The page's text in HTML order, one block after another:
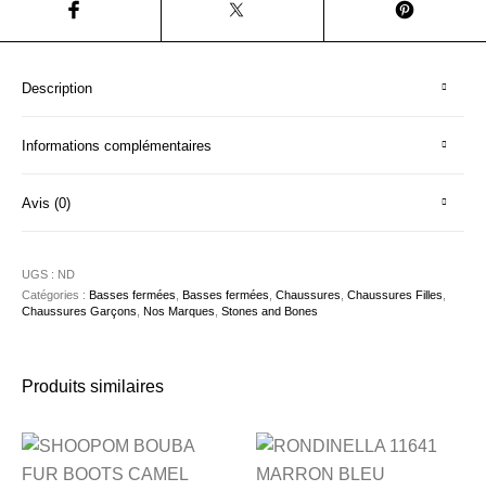
Description
Informations complémentaires
Avis (0)
UGS : ND
Catégories :Basses fermées ,Basses fermées ,Chaussures ,Chaussures Filles
Chaussures Garçons ,Nos Marques ,Stones and Bones
Produits similaires